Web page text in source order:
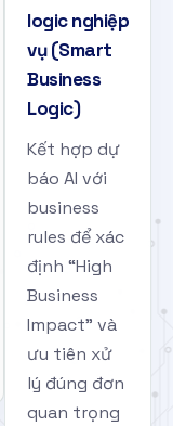
logic nghiệp
vụ (Smart
Business
Logic)
Kết hợp dự
báo AI với
business
rules để xác
định “High
Business
Impact” và
ưu tiên xử
lý đúng đơn
quan trọng